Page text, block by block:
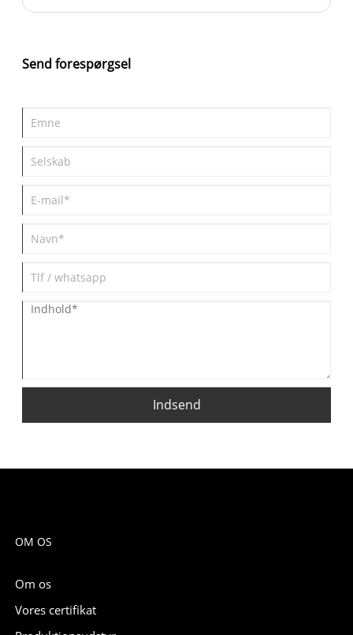
den rigtige enhed. Ved at forstå disse grundlæggende principper
kan du træffe informerede beslutninger og maksimere din
Send forespørgsel
Indsend
OM OS
Om os
Vores certifikat